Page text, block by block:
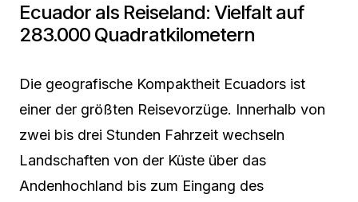
Ecuador als Reiseland: Vielfalt auf
283.000 Quadratkilometern
Die geografische Kompaktheit Ecuadors ist
einer der größten Reisevorzüge. Innerhalb von
zwei bis drei Stunden Fahrzeit wechseln
Landschaften von der Küste über das
Andenhochland bis zum Eingang des